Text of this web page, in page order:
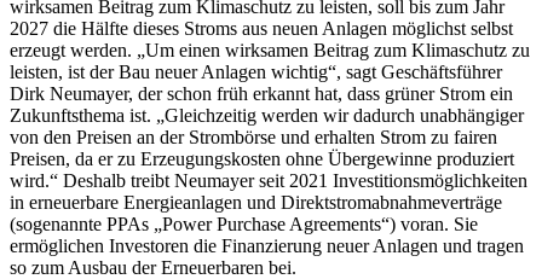
wirksamen Beitrag zum Klimaschutz zu leisten, soll bis zum Jahr
2027 die Hälfte dieses Stroms aus neuen Anlagen möglichst selbst
erzeugt werden. „Um einen wirksamen Beitrag zum Klimaschutz zu
leisten, ist der Bau neuer Anlagen wichtig“, sagt Geschäftsführer
Dirk Neumayer, der schon früh erkannt hat, dass grüner Strom ein
Zukunftsthema ist. „Gleichzeitig werden wir dadurch unabhängiger
von den Preisen an der Strombörse und erhalten Strom zu fairen
Preisen, da er zu Erzeugungskosten ohne Übergewinne produziert
wird.“ Deshalb treibt Neumayer seit 2021 Investitionsmöglichkeiten
in erneuerbare Energieanlagen und Direktstromabnahmeverträge
(sogenannte PPAs „Power Purchase Agreements“) voran. Sie
ermöglichen Investoren die Finanzierung neuer Anlagen und tragen
so zum Ausbau der Erneuerbaren bei.